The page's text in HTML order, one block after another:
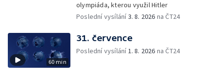
olympiáda, kterou využil Hitler
Poslední vysílání3. 8. 2026 na ČT24
60 min
31. července
Poslední vysílání1. 8. 2026 na ČT24